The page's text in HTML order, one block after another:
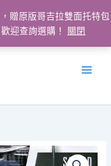
贈原版哥吉拉雙面托特包
迎查詢選購！
關閉